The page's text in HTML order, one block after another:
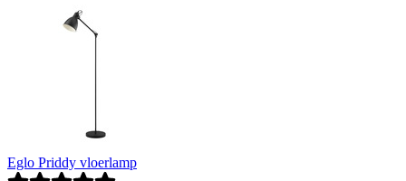
Eglo Priddy vloerlamp